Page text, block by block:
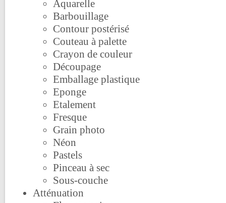
Aquarelle
Barbouillage
Contour postérisé
Couteau à palette
Crayon de couleur
Découpage
Emballage plastique
Eponge
Etalement
Fresque
Grain photo
Néon
Pastels
Pinceau à sec
Sous-couche
Atténuation